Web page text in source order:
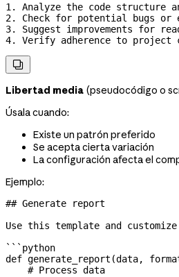
1.
Analyze the code structure
2.
Check for potential bugs or
3.
Suggest improvements for
4.
Verify adherence to project

Libertad media (pseudocódigo o
Úsala cuando:
Existe un patrón preferido
Se acepta cierta variación
La configuración afecta el
Ejemplo:
## Generate report
Use this template and customize
```python
def generate_report (data,
    # Process data